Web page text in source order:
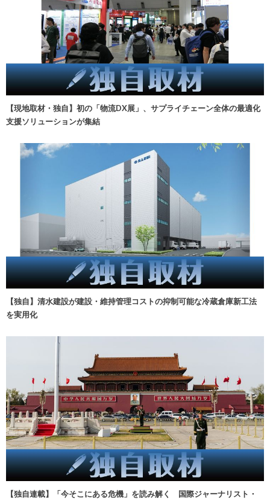
【現地取材・独自】初の「物流DX展」、サプライチェーン全体の最適化
支援ソリューションが集結
【独自】清水建設が建設・維持管理コストの抑制可能な冷蔵倉庫新工法
を実用化
【独自連載】「今そこにある危機」を読み解く 国際ジャーナリスト・